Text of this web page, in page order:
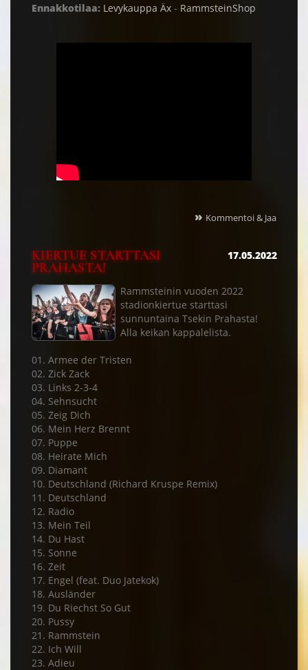
Ennakkotilaa: Levykauppa Äx - RammsteinShop
» Kommentoi & Jaa
KIERTUE STARTTASI
PRAHASTA!
17.05.2022
Rammsteinin vuoden 2022
stadionkiertue starttasi
sunnuntaina Tsekin Prahasta!
Alla keikan kappalelista.
01. Armee der Tristen
02. Zick Zack
03. Links 2-3-4
04. Sehnsucht
05. Zeig Dich
06. Mein Herz Brennt
07. Puppe
08. Heirate Mich
09. Diamant
10. Deutschland (Richard Kruspe Remix)
11. Deutschland
12. Radio
13. Mein Teil
14. Du Hast
15. Sonne
16. Zeit
17. Engel (feat. Duo Jatekok)
18. Ausländer
19. Du Riechst So Gut
20. Pussy
21. Rammstein
22. Ich Will
23. Adieu